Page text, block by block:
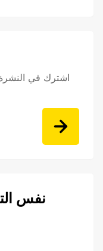
اشترك في النشرة
نفس